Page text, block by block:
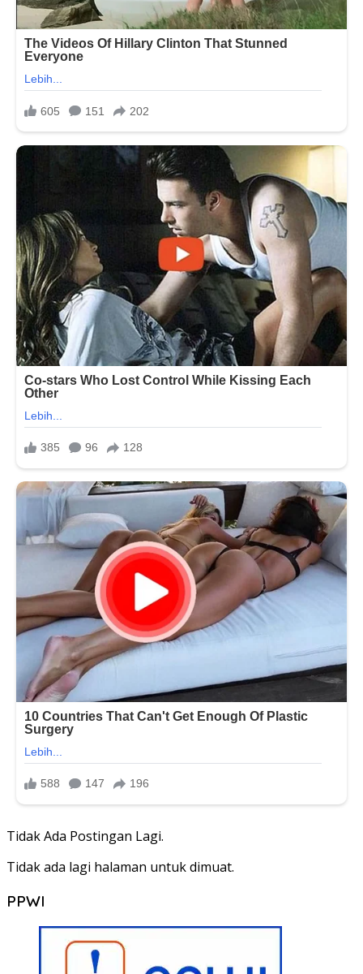
Tidak Ada Postingan Lagi.
Tidak ada lagi halaman untuk dimuat.
PPWI